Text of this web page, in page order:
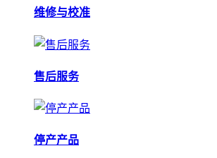
维修与校准
售后服务
停产产品